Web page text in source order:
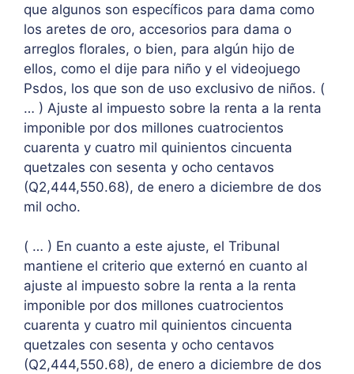
que algunos son específicos para dama como
los aretes de oro, accesorios para dama o
arreglos florales, o bien, para algún hijo de
ellos, como el dije para niño y el videojuego
Psdos, los que son de uso exclusivo de niños. (
… ) Ajuste al impuesto sobre la renta a la renta
imponible por dos millones cuatrocientos
cuarenta y cuatro mil quinientos cincuenta
quetzales con sesenta y ocho centavos
(Q2,444,550.68), de enero a diciembre de dos
mil ocho.
( … ) En cuanto a este ajuste, el Tribunal
mantiene el criterio que externó en cuanto al
ajuste al impuesto sobre la renta a la renta
imponible por dos millones cuatrocientos
cuarenta y cuatro mil quinientos cincuenta
quetzales con sesenta y ocho centavos
(Q2,444,550.68), de enero a diciembre de dos